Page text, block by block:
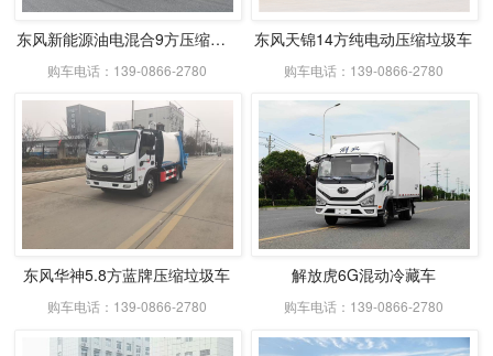
东风新能源油电混合9方压缩式垃圾车
购车电话：139-0866-2780
东风天锦14方纯电动压缩垃圾车
购车电话：139-0866-2780
东风华神5.8方蓝牌压缩垃圾车
购车电话：139-0866-2780
解放虎6G混动冷藏车
购车电话：139-0866-2780